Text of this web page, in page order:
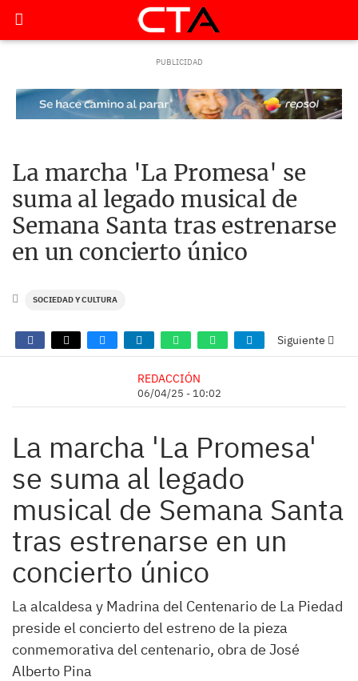
La marcha 'La Promesa' se
suma al legado musical de
Semana Santa tras estrenarse
en un concierto único
SOCIEDAD Y CULTURA
Siguiente
REDACCIÓN
06/04/25 - 10:02
La marcha 'La Promesa'
se suma al legado
musical de Semana Santa
tras estrenarse en un
concierto único
La alcaldesa y Madrina del Centenario de La Piedad
preside el concierto del estreno de la pieza
conmemorativa del centenario, obra de José
Alberto Pina